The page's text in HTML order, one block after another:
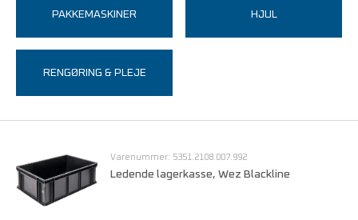
PAKKEMASKINER HJUL
RENGØRING & PLEJE
Varenummer: 5351.2108.007.992
Ledende lagerkasse, Wez Blackline